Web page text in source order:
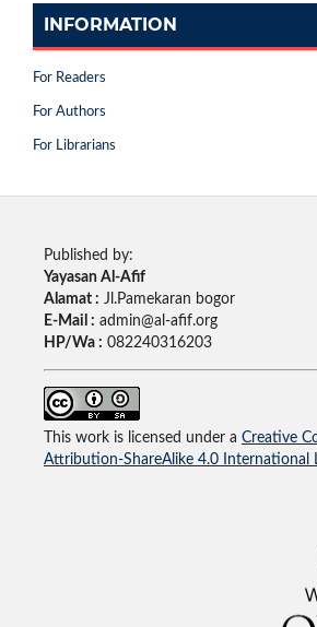
INFORMATION
For Readers
For Authors
For Librarians
Published by:
Yayasan Al-Afif
Alamat : Jl.Pamekaran bogor
E-Mail : admin@al-afif.org
HP/Wa : 082240316203
This work is licensed under a Creative
Attribution-ShareAlike 4.0 International